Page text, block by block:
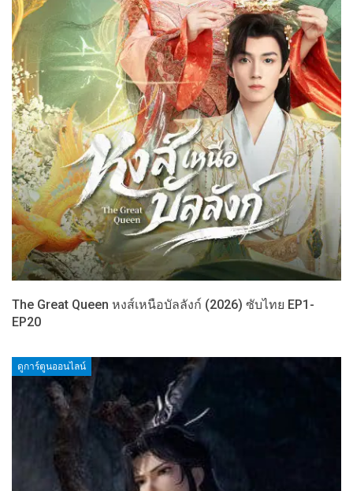
The Great Queen หงส์เหนือบัลลังก์ (2026) ซับไทย EP1-
EP20
ดูการ์ตูนออนไลน์